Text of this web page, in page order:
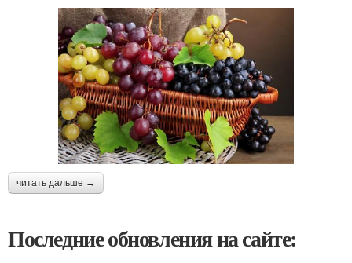
читать дальше →
Последние обновления на сайте: